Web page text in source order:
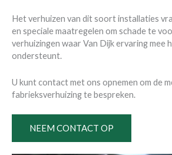
Het verhuizen van dit soort installaties
en speciale maatregelen om schade te
verhuizingen waar Van Dijk ervaring mee
ondersteunt.
U kunt contact met ons opnemen om de
fabrieksverhuizing te bespreken.
NEEM CONTACT OP